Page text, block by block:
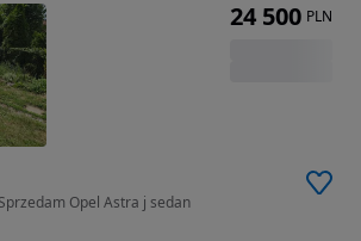
Opel Astra j sedan
24 500 PLN